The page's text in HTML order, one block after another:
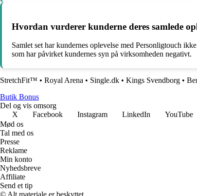
Hvordan vurderer kunderne deres samlede
Samlet set har kundernes oplevelse med Personligtouch
som har påvirket kundernes syn på virksomheden negativt.
StretchFit™️ • Royal Arena • Single.dk • Kings Svendborg •
Butik Bonus
Del og vis omsorg
X
Facebook Instagram LinkedIn YouTube
Mød os
Tal med os
Presse
Reklame
Min konto
Nyhedsbreve
Affiliate
Send et tip